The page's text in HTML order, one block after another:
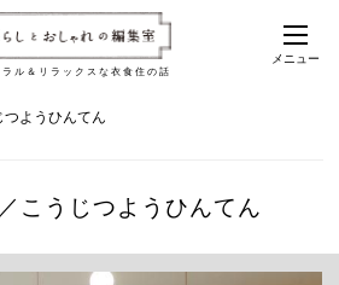
ラル＆リラックスな衣食住の話
メニュー
ようひんてん
こうじつようひんてん